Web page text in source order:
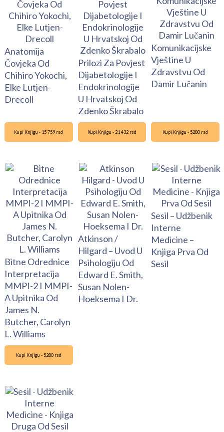
Anatomija
Čovjeka Od
Chihiro Yokochi,
Elke Lutjen-
Drecoll
Prilozi Za Povjest
Dijabetologije I
Endokrinologije
U Hrvatskoj Od
Zdenko Škrabalo
Komunikacijske
Vještine U
Zdravstvu Od
Damir Lučanin
Kupi Knjigu - 15 759 rsd
Bitne Odrednice
Interpretacija
MMPI-2 I MMPI-
A Upitnika Od
James N.
Butcher, Carolyn
L. Williams
Kupi Knjigu - 21 432 rsd
Atkinson /
Hilgard – Uvod U
Psihologiju Od
Edward E. Smith,
Susan Nolen-
Hoeksema I Dr.
Kupi Knjigu - 5280 rsd
Sesil – Udžbenik
Interne
Medicine –
Knjiga Prva Od
Sesil
Kupi Knjigu - 5280 rsd